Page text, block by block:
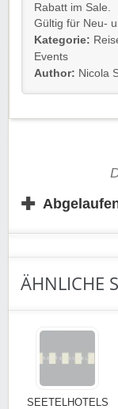
Rabatt im Sale.
Gültig für Neu-
Einfach dem
Viel Spaß beim
Kategorie:
Events
Author: Nicola
✚
ÄHNLICHE
SEETELHOTELS